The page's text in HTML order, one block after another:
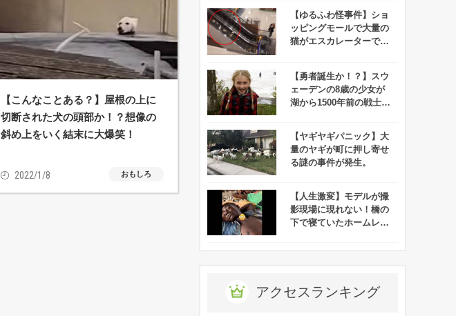
【こんなことある？】屋根の上に
切断された犬の頭部か！？想像の
斜め上をいく結末に大爆笑！
2022/1/8 おもしろ
ぎる！
【ゆるふわ怪事件】ショ
ッピングモールで大量の
猫がエスカレーターで降
【勇者誕生か！？】スウ
ェーデンの8歳の少女が
湖から1500年前の戦士の
【ヤギヤギパニック】大
量のヤギが町に押し寄せ
る謎の事件が発生。
【人生激変】モデルが撮
影現場に現れない！橋の
下で寝ていたホームレス
アクセスランキング